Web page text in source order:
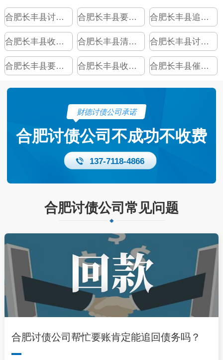
合肥长丰县讨债公司 合肥长丰县要债公司 合肥长丰县追债公司
合肥长丰县收债公司 合肥长丰县清账公司 合肥长丰县讨账公司
合肥长丰县要账公司 合肥长丰县收账公司 合肥长丰县催债公司
财德讨债公司承诺
合肥讨债公司不成功不收费
137-7118-4866
合肥讨债公司常见问题
合肥讨债公司帮忙要账肯定能追回债务吗？